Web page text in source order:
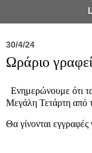
30/4/24
Ωράριο
Ενημερώνουμε ότι
Μεγάλη Τετάρτη από
Θα γίνονται